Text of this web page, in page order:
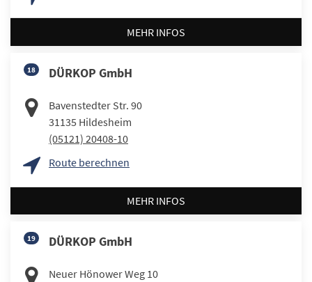
MEHR INFOS
18 DÜRKOP GmbH
Bavenstedter Str. 90
31135 Hildesheim
(05121) 20408-10
Route berechnen
MEHR INFOS
19 DÜRKOP GmbH
Neuer Hönower Weg 10